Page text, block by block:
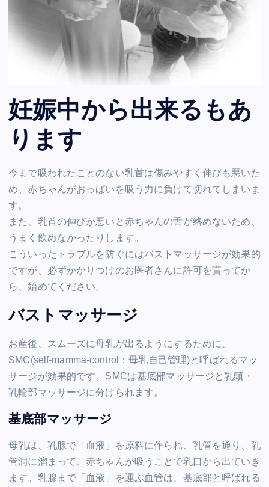
妊娠中から出来るもあ
ります
今まで吸われたことのない乳首は傷みやすく伸びも悪いた
め、赤ちゃんがおっぱいを吸う力に負けて切れてしまいま
す。
また、乳首の伸びが悪いと赤ちゃんの舌が絡めないため、
うまく飲めなかったりします。
こういったトラブルを防ぐにはバストマッサージが効果的
ですが、必ずかかりつけのお医者さんに許可を貰ってか
ら、始めてください。
バストマッサージ
お産後、スムーズに母乳が出るようにするために、
SMC(self-mamma-control：母乳自己管理)と呼ばれるマッ
サージが効果的です。SMCは基底部マッサージと乳頭・
乳輪部マッサージに分けられます。
基底部マッサージ
母乳は、乳腺で「血液」を原料に作られ、乳管を通り、乳
管洞に溜まって、赤ちゃんが吸うことで乳口から出ていき
ます。乳腺まで「血液」を運ぶ血管は、基底部と呼ばれる